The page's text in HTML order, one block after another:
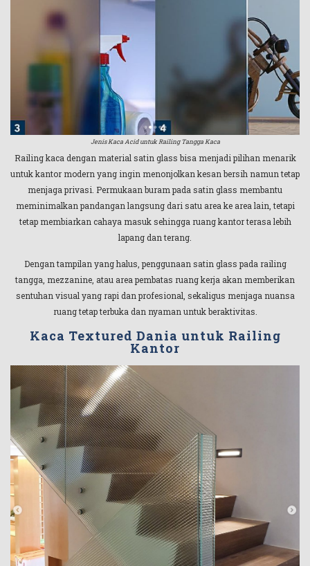
Jenis Kaca Acid untuk Railing Tangga Kaca
Railing kaca dengan material satin glass bisa menjadi pilihan menarik
untuk kantor modern yang ingin menonjolkan kesan bersih namun tetap
menjaga privasi. Permukaan buram pada satin glass membantu
meminimalkan pandangan langsung dari satu area ke area lain, tetapi
tetap membiarkan cahaya masuk sehingga ruang kantor terasa lebih
lapang dan terang.
Dengan tampilan yang halus, penggunaan satin glass pada railing
tangga, mezzanine, atau area pembatas ruang kerja akan memberikan
sentuhan visual yang rapi dan profesional, sekaligus menjaga nuansa
ruang tetap terbuka dan nyaman untuk beraktivitas.
Kaca Textured Dania untuk Railing
Kantor